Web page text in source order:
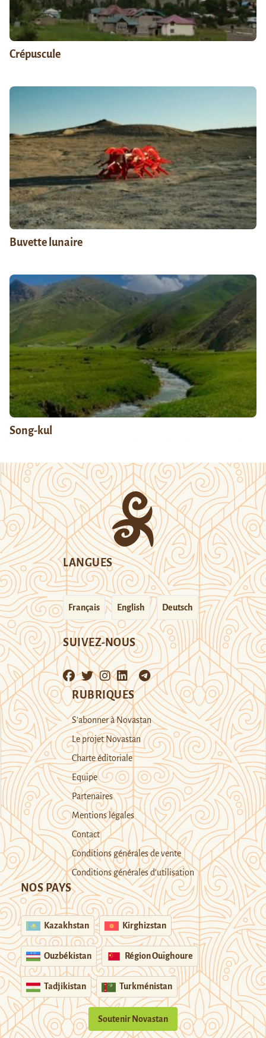
Crépuscule
Buvette lunaire
Song-kul
LANGUES
Français English Deutsch
SUIVEZ-NOUS
RUBRIQUES
S’abonner à Novastan
Le projet Novastan
Charte éditoriale
Equipe
Partenaires
Mentions légales
Contact
Conditions générales de vente
Conditions générales d’utilisation
NOS PAYS
Kazakhstan Kirghizstan
Ouzbékistan Région Ouïghoure
Tadjikistan Turkménistan
Soutenir Novastan